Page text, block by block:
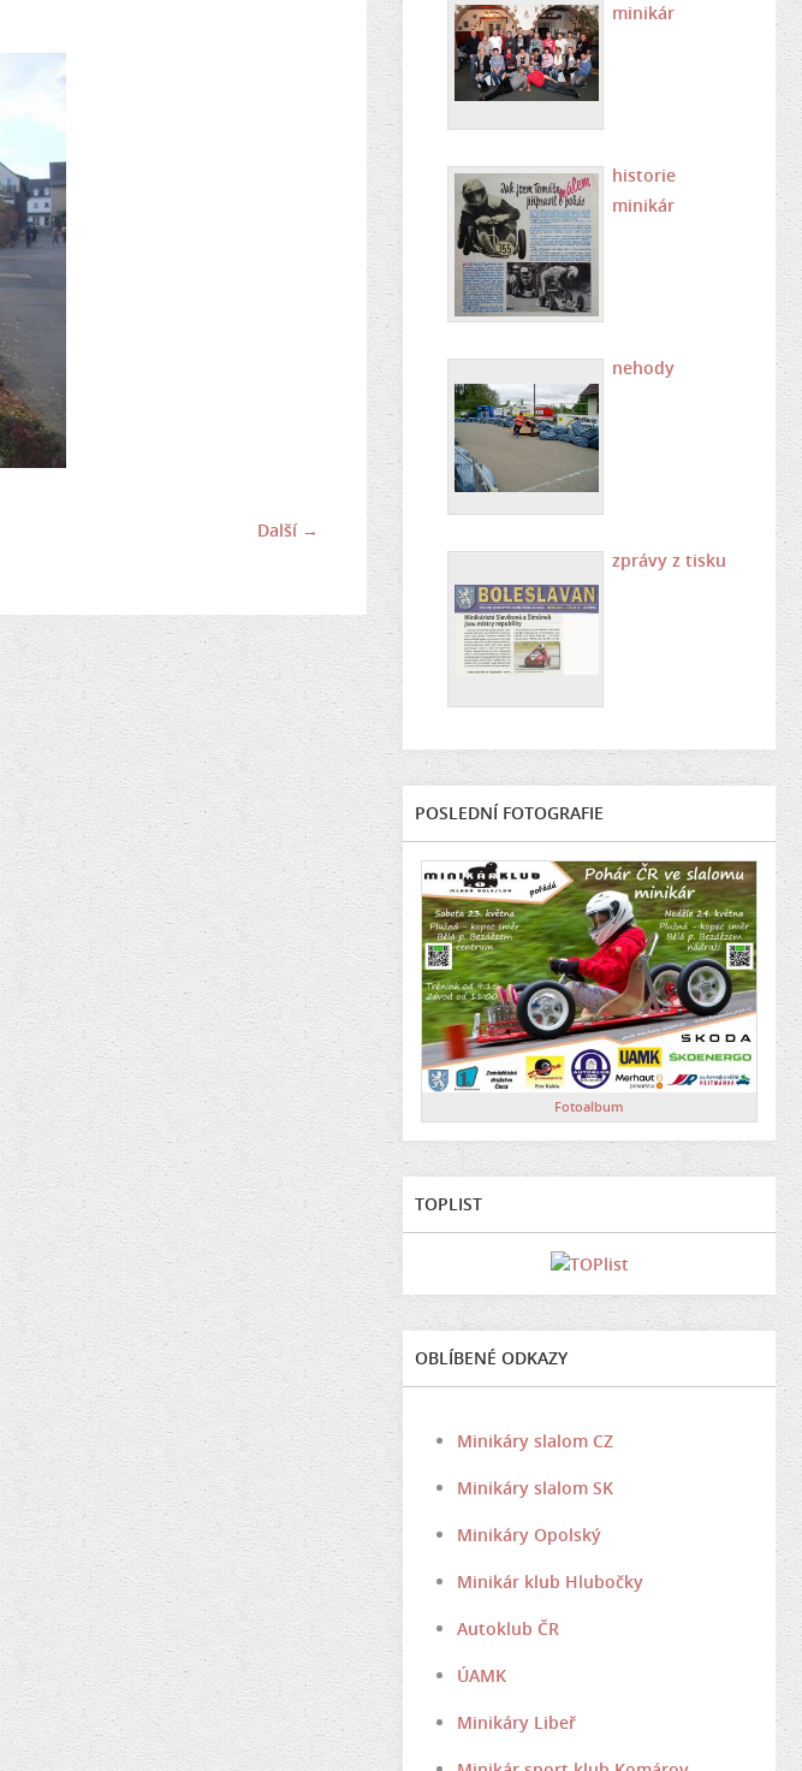
Další →
minikár
historie
minikár
nehody
zprávy z tisku
POSLEDNÍ FOTOGRAFIE
Fotoalbum
TOPLIST
OBLÍBENÉ ODKAZY
Minikáry slalom CZ
Minikáry slalom SK
Minikáry Opolský
Minikár klub Hlubočky
Autoklub ČR
ÚAMK
Minikáry Libeř